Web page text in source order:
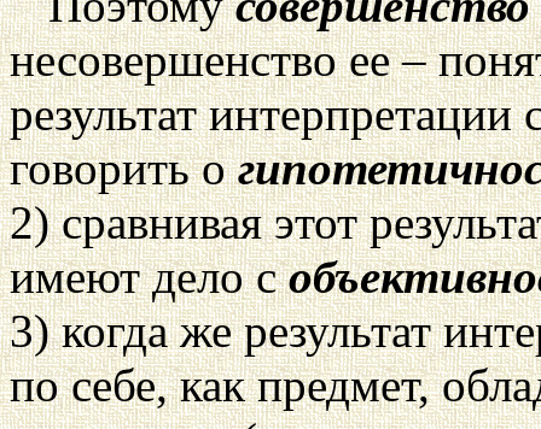
несовершенство ее –
результат
говорить о
2) сравнивая этот
имеют дело с
3) когда же результат
по себе, как предмет,